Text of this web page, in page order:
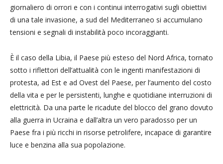
giornaliero di orrori e con i continui interrogativi sugli obiettivi
di una tale invasione, a sud del Mediterraneo si accumulano
tensioni e segnali di instabilità poco incoraggianti.
È il caso della Libia, il Paese più esteso del Nord Africa, tornato
sotto i riflettori dell’attualità con le ingenti manifestazioni di
protesta, ad Est e ad Ovest del Paese, per l’aumento del costo
della vita e per le persistenti, lunghe e quotidiane interruzioni di
elettricità. Da una parte le ricadute del blocco del grano dovuto
alla guerra in Ucraina e dall’altra un vero paradosso per un
Paese fra i più ricchi in risorse petrolifere, incapace di garantire
luce e benzina alla sua popolazione.